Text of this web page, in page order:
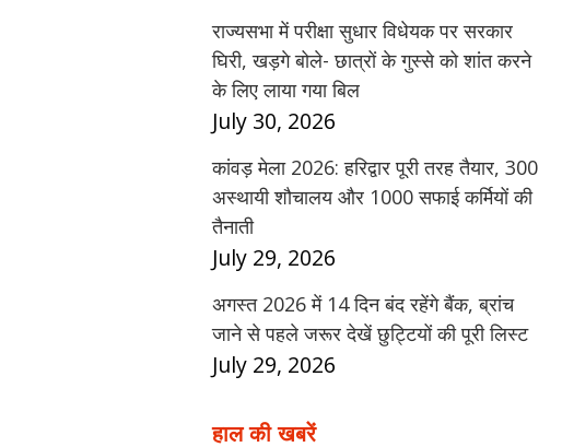
राज्यसभा में परीक्षा सुधार विधेयक पर सरकार
घिरी, खड़गे बोले- छात्रों के गुस्से को शांत करने
के लिए लाया गया बिल
July 30, 2026
कांवड़ मेला 2026: हरिद्वार पूरी तरह तैयार, 300
अस्थायी शौचालय और 1000 सफाई कर्मियों की
तैनाती
July 29, 2026
अगस्त 2026 में 14 दिन बंद रहेंगे बैंक, ब्रांच
जाने से पहले जरूर देखें छुट्टियों की पूरी लिस्ट
July 29, 2026
हाल की खबरें